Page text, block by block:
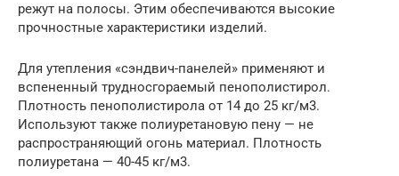
режут на полосы. Этим обеспечиваются высокие
прочностные характеристики изделий.
Для утепления «сэндвич-панелей» применяют и
вспененный трудносгораемый пенополистирол.
Плотность пенополистирола от 14 до 25 кг/м3.
Используют также полиуретановую пену — не
распространяющий огонь материал. Плотность
полиуретана — 40-45 кг/м3.